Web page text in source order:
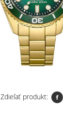
Zdieľať produkt: